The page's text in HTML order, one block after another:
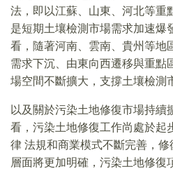
法，即以江蘇、山東、河北等重
是短期土壤檢測市場需求加速爆
看，隨著河南、雲南、貴州等地
需求下沉、由東向西遷移與重點
場空間不斷擴大，支撐土壤檢測
以及關於污染土地修復市場持續
看，污染土地修復工作尚處於起
律 法規和商業模式不斷完善，
層面將更加明確，污染土地修復